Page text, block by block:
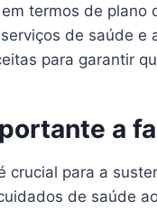
termos de
de saúde
para garantir
a
crucial para a
de saúde